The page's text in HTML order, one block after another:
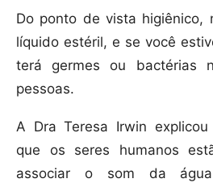
Do ponto de vista higiênico,
líquido estéril, e se você
terá germes ou bactérias
pessoas.
A Dra Teresa Irwin
que os seres humanos
associar o som da